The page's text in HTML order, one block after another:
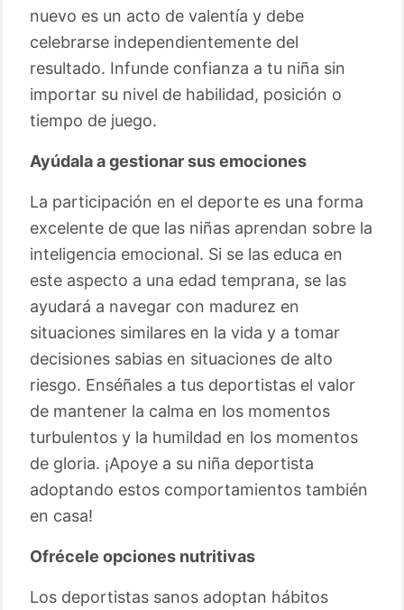
nuevo es un acto de valentía y debe
celebrarse independientemente del
resultado. Infunde confianza a tu niña sin
importar su nivel de habilidad, posición o
tiempo de juego.
Ayúdala a gestionar sus emociones
La participación en el deporte es una forma
excelente de que las niñas aprendan sobre la
inteligencia emocional. Si se las educa en
este aspecto a una edad temprana, se las
ayudará a navegar con madurez en
situaciones similares en la vida y a tomar
decisiones sabias en situaciones de alto
riesgo. Enséñales a tus deportistas el valor
de mantener la calma en los momentos
turbulentos y la humildad en los momentos
de gloria. ¡Apoye a su niña deportista
adoptando estos comportamientos también
en casa!
Ofrécele opciones nutritivas
Los deportistas sanos adoptan hábitos